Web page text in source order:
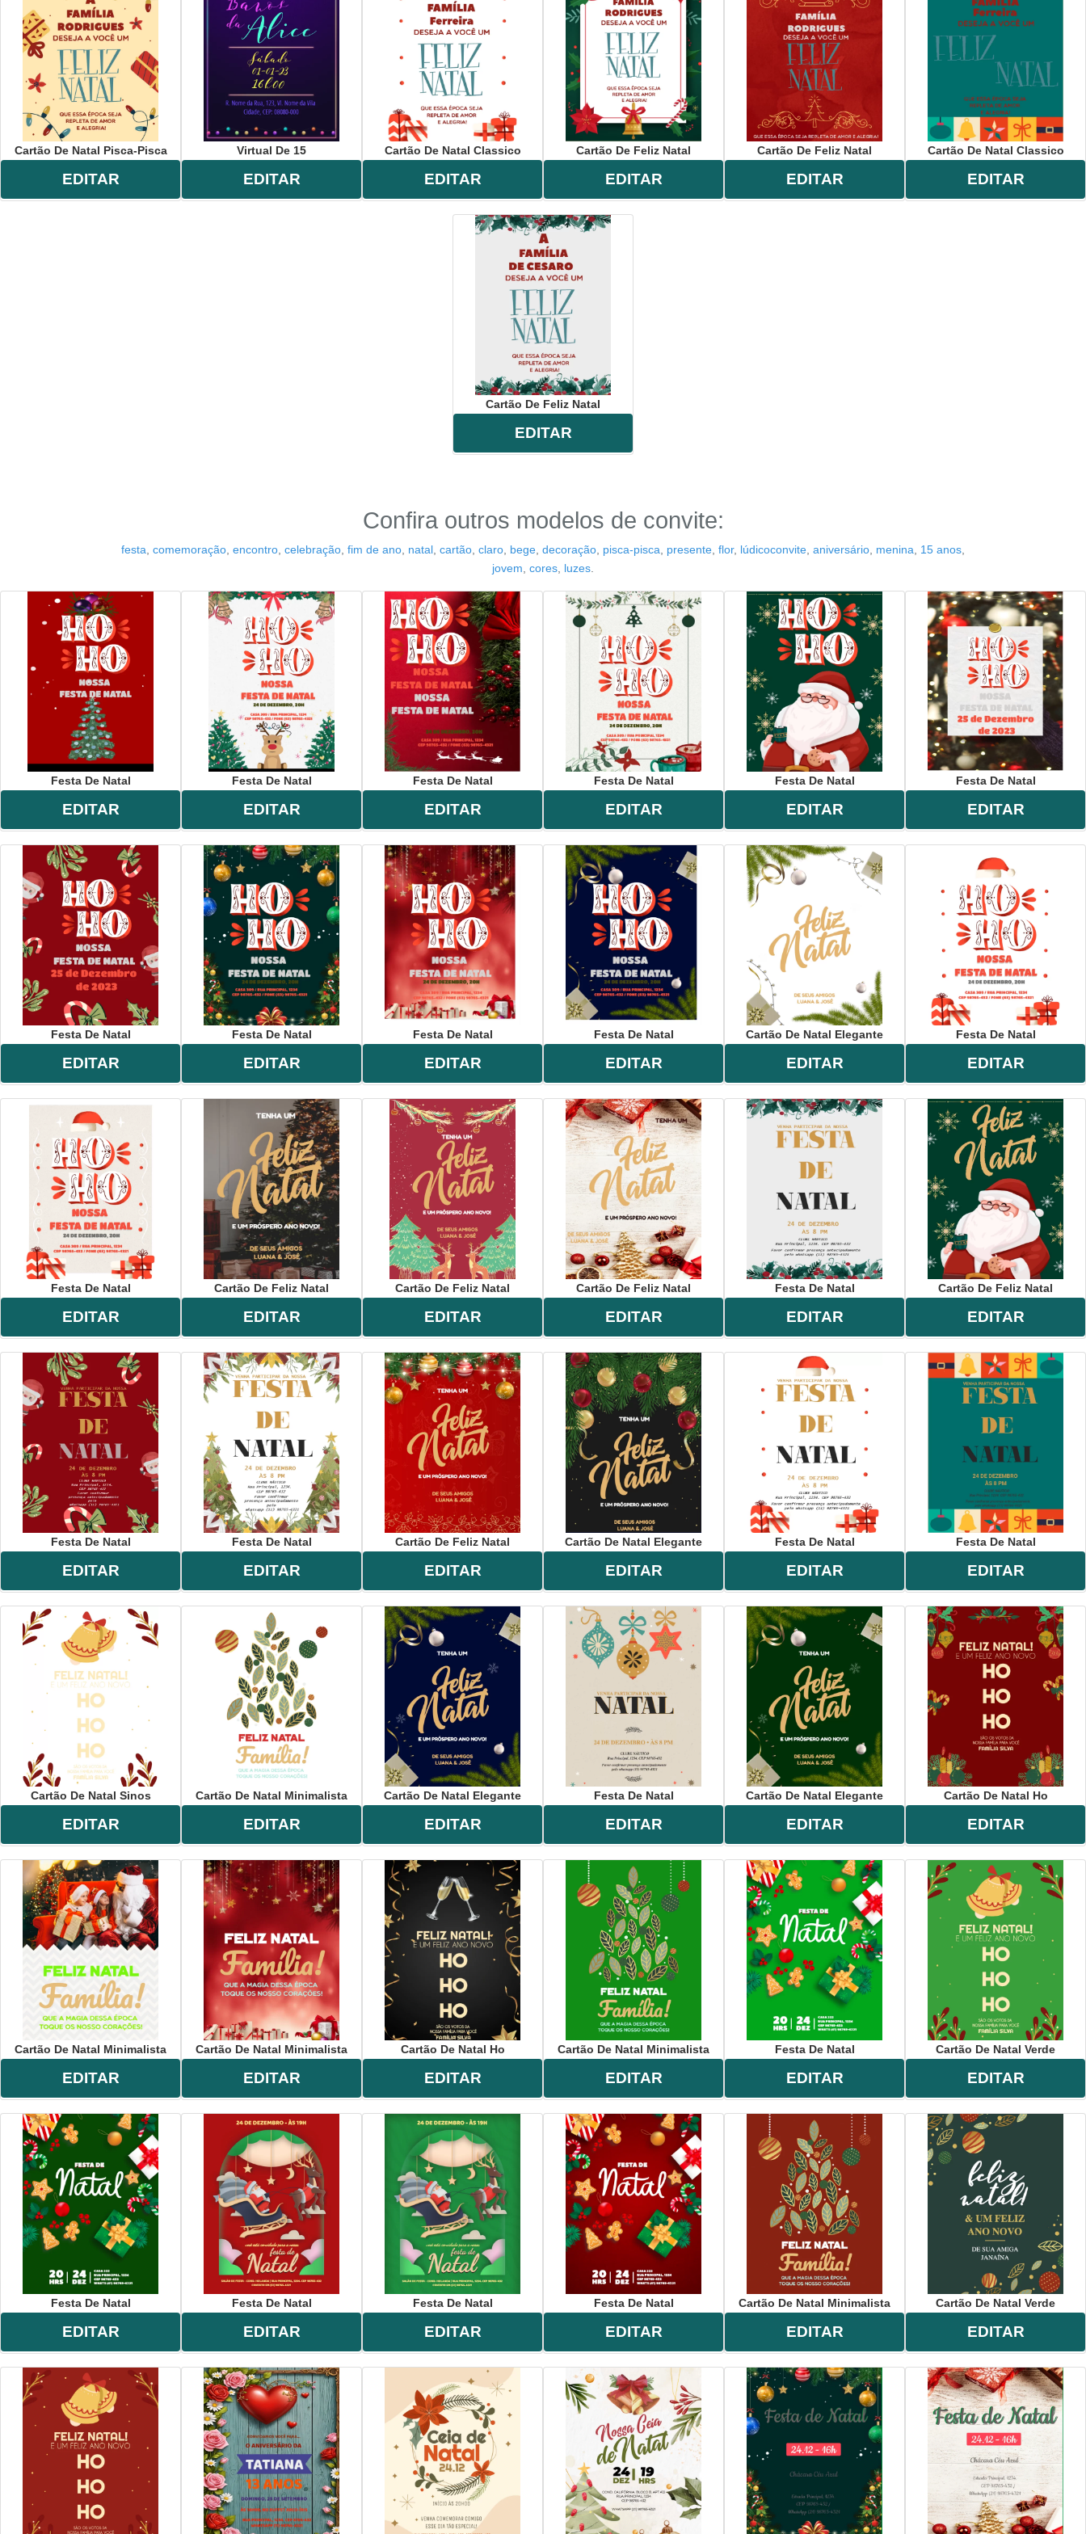
Cartão De Natal Pisca-Pisca
EDITAR
Virtual De 15
EDITAR
Cartão De Natal Classico
EDITAR
Cartão De Feliz Natal
EDITAR
Cartão De Feliz Natal
EDITAR
Cartão De Natal Classico
EDITAR
Cartão De Feliz Natal
EDITAR
Confira outros modelos de convite:
festa comemoração encontro celebração fim de ano natal cartão claro bege decoração pisca-pisca presente flor, lúdicoconvite aniversário menina 15 anos
jovem cores luzes
Festa De Natal
EDITAR
Festa De Natal
EDITAR
Festa De Natal
EDITAR
Festa De Natal
EDITAR
Festa De Natal
EDITAR
Festa De Natal
EDITAR
Festa De Natal
EDITAR
Festa De Natal
EDITAR
Festa De Natal
EDITAR
Festa De Natal
EDITAR
Cartão De Natal Elegante
EDITAR
Festa De Natal
EDITAR
Festa De Natal
EDITAR
Cartão De Feliz Natal
EDITAR
Cartão De Feliz Natal
EDITAR
Cartão De Feliz Natal
EDITAR
Festa De Natal
EDITAR
Cartão De Feliz Natal
EDITAR
Festa De Natal
EDITAR
Festa De Natal
EDITAR
Cartão De Feliz Natal
EDITAR
Cartão De Natal Elegante
EDITAR
Festa De Natal
EDITAR
Festa De Natal
EDITAR
Cartão De Natal Sinos
EDITAR
Cartão De Natal Minimalista
EDITAR
Cartão De Natal Elegante
EDITAR
Festa De Natal
EDITAR
Cartão De Natal Elegante
EDITAR
Cartão De Natal Ho
EDITAR
Cartão De Natal Minimalista
EDITAR
Cartão De Natal Minimalista
EDITAR
Cartão De Natal Ho
EDITAR
Cartão De Natal Minimalista
EDITAR
Festa De Natal
EDITAR
Cartão De Natal Verde
EDITAR
Festa De Natal
EDITAR
Festa De Natal
EDITAR
Festa De Natal
EDITAR
Festa De Natal
EDITAR
Cartão De Natal Minimalista
EDITAR
Cartão De Natal Verde
EDITAR